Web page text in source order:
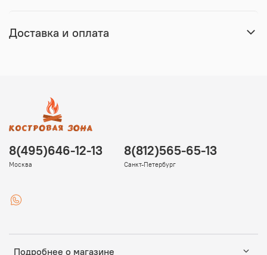
Доставка и оплата
Подробнее о магазине
8(495)646-12-13
Москва
8(812)565-65-13
Санкт-Петербург